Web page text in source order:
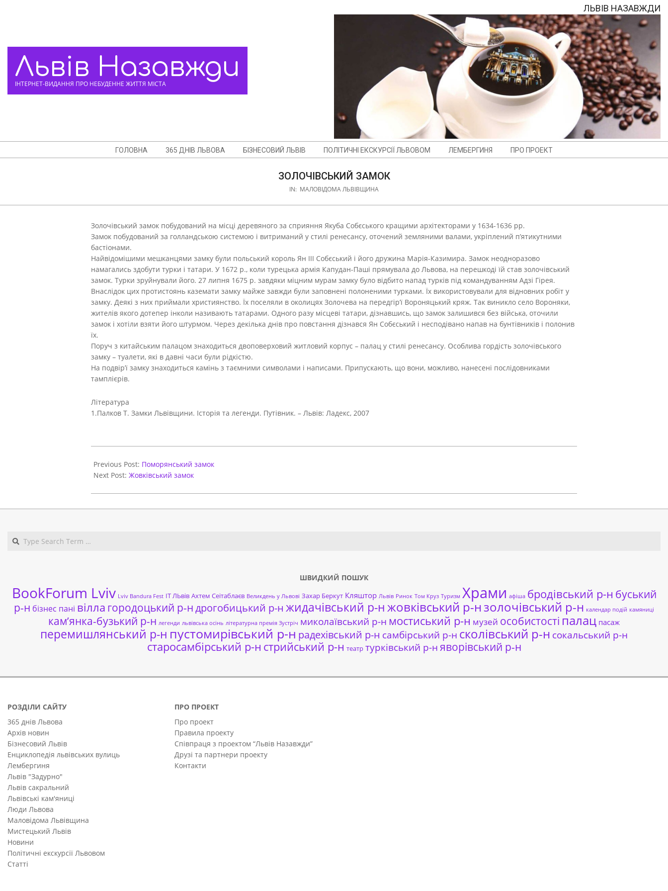
Львів Назавжди
ІНТЕРНЕТ-ВИДАННЯ ПРО НЕБУДЕННЕ ЖИТТЯ МІСТА
ЛЬВІВ НАЗАВЖДИ
Menu
ГОЛОВНА 365 ДНІВ ЛЬВОВА БІЗНЕСОВИЙ ЛЬВІВ ПОЛІТИЧНІ ЕКСКУРСІЇ ЛЬВОВОМ ЛЕМБЕРГИНЯ ПРО ПРОЕКТ
ЗОЛОЧІВСЬКИЙ ЗАМОК
IN: МАЛОВІДОМА ЛЬВІВЩИНА
Золочівський замок побудований на місці деревяного за сприяння Якуба Собєського кращими архітекторами у 1634-1636 рр.
Замок побудований за голландською системою і витриманий у стилі ренесансу, оточений земляними валами, укріплений п’ятикутними
бастіонами.
Найвідомішими мешканцями замку були польський король Ян ІІІ Собєський і його дружина Марія-Казимира. Замок неодноразово
намагались здобути турки і татари. У 1672 р., коли турецька армія Капудан-Паші прямувала до Львова, на перешкоді їй став золочівський
замок. Турки зруйнували його. 27 липня 1675 р. завдяки міцним мурам замку було відбито напад турків під командуванням Адзі Гірея.
Внаслідок цих протистоянь каземати замку майже завжди були заповнені полоненими турками. Їх використовували для відновних робіт у
замку. Деякі з них приймали християнство. Їх поселяли в околицях Золочева на передгір’ї Вороняцький кряж. Так виникло село Вороняки,
жителів якого дотепер інколи називають татарами. Одного разу місцеві татари, дізнавшись, що замок залишився без війська, оточили
замок і хотіли взяти його штурмом. Через декілька днів про повстання дізнався Ян Собєський і несподівано напав на бунтівників і полонив
їх.
Поруч з китайським палацом знаходиться двоповерховий житловий корпус – палац у стилі ренесансу. Особлива гордість золочівського
замку – туалети, які в давні часи були рідкістю.
На подвір’ї замку знаходиться камінь з таємними символами і написами. Припускають, що вони, можливо, нанесені послідовниками
тамплієрів.
Література
1.Палков Т. Замки Львівщини. Історія та легенди. Путівник. – Львів: Ладекс, 2007
12-
11
Previous Post: Поморянський замок
Next Post: Жовківський замок
ШВИДКИЙ ПОШУК
BookForum Lviv Lviv Bandura Fest ІТ ЛЬвів Ахтем Сеітаблаєв Великдень у Львові Захар Беркут Кляштор Львів Ринок Том Круз Туризм Храми афіша бродівський р-н буський
р-н бізнес пані вілла городоцький р-ндрогобицький р-н жидачівський р-нжовківський р-нзолочівський р-н календар подій камяниці
кам’янка-бузький р-н легенди львівська осінь літературна премія Зустріч миколаївський р-н мостиський р-н музей особистості палац пасаж
перемишлянський р-н пустомирівський р-н радехівський р-н самбірський р-н сколівський р-н сокальський р-н
старосамбірський р-н стрийський р-н театр турківський р-н яворівський р-н
РОЗДІЛИ САЙТУ
365 днів Львова
Архів новин
Бізнесовий Львів
Енциклопедія львівських вулиць
Лембергиня
Львів "Задурно"
Львів сакральний
Львівські кам'яниці
Люди Львова
Маловідома Львівщина
Мистецький Львів
Новини
Політичні екскурсії Львовом
Статті
ПРО ПРОЕКТ
Про проект
Правила проекту
Співпраця з проектом “Львів Назавжди”
Друзі та партнери проекту
Контакти